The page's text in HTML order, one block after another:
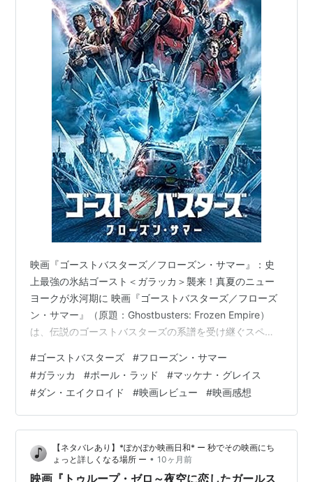
映画『ゴーストバスターズ／フローズン・サマー』：史
上最強の氷結ゴースト＜ガラッカ＞襲来！真夏のニュー
ヨークが氷河期に 映画『ゴーストバスターズ／フローズ
ン・サマー』（原題：Ghostbusters: Frozen Empire）
は、伝説のゴーストバスターズの系譜を受け継ぐスペン
と戦うSFコメディホラーの最新作です。物語は、オクラ
ホマからニューヨークのゴーストバスターズ本部、かつ
ての本拠地である消防署へ移り住んだスペングラー一家
の日常から始まります。フィービー、トレヴァー、キャ
リー、ゲイリーの四人は、初代バスターズの面々（レイ
モンド、ウィンストン…
#ゴーストバスターズ #フローズン・サマー
#ガラッカ #ポール・ラッド #マッケナ・グレイス
#ダン・エイクロイド #映画レビュー #映画感想
【ネタバレあり】*ぽかぽか映画日和* ー 秒でその映画にち
ょっと詳しくなる場所 ー • 10ヶ月前
映画『トゥループ・ゼロ～夜空に恋したガールス